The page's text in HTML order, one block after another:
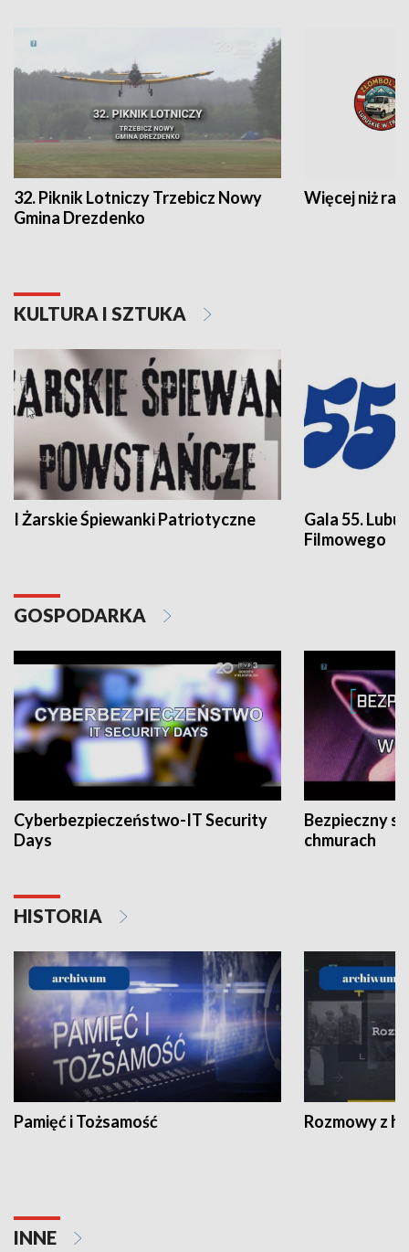
32. Piknik Lotniczy Trzebicz Nowy
Gmina Drezdenko
Więcej niż rajd
KULTURA I SZTUKA
I Żarskie Śpiewanki Patriotyczne
Gala 55.
Filmowego
GOSPODARKA
Cyberbezpieczeństwo-IT Security
Days
Bezpieczny
chmurach
HISTORIA
Pamięć i Tożsamość Rozmowy z
INNE